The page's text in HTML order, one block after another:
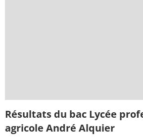
Résultats du bac Lycée
agricole André Alquier